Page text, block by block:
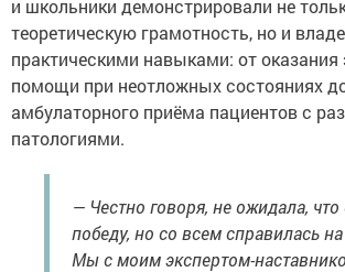
и школьники демонстрировали не
теоретическую грамотность, но и
практическими навыками: от оказания
помощи при неотложных состояниях
амбулаторного приёма пациентов с
патологиями.
— Честно говоря, не ожидала,
победу, но со всем справилась
Мы с моим экспертом-